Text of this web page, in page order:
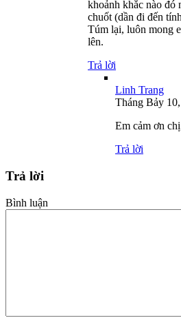
khoảnh khắc nào đó
chuốt (dần đi đến
Túm lại, luôn mong
lên.
Trả lời
Linh Trang
Tháng Bảy
Em cảm ơn
Trả lời
Trả lời
Bình luận